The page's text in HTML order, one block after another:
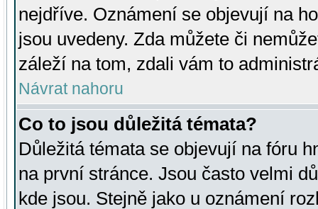
nejdříve. Oznámení se objevují na
jsou uvedeny. Zda můžete či
záleží na tom, zdali vám to
Návrat nahoru
Co to jsou důležitá témata?
Důležitá témata se objevují na fóru
na první stránce. Jsou často velmi
kde jsou. Stejně jako u oznámení